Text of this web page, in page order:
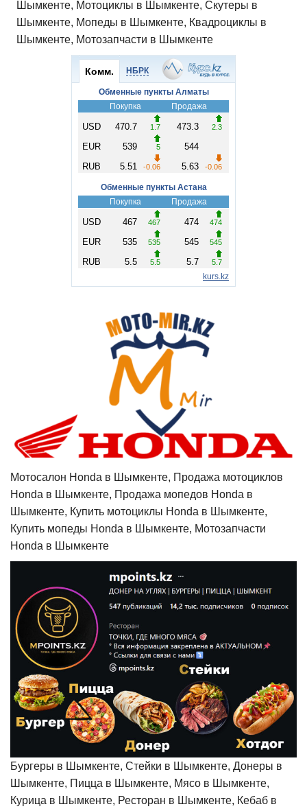
Шымкенте, Мотоциклы в Шымкенте, Скутеры в
Шымкенте, Мопеды в Шымкенте, Квадроциклы в
Шымкенте, Мотозапчасти в Шымкенте
Мотосалон Honda в Шымкенте, Продажа мотоциклов
Honda в Шымкенте, Продажа мопедов Honda в
Шымкенте, Купить мотоциклы Honda в Шымкенте,
Купить мопеды Honda в Шымкенте, Мотозапчасти
Honda в Шымкенте
Бургеры в Шымкенте, Стейки в Шымкенте, Донеры в
Шымкенте, Пицца в Шымкенте, Мясо в Шымкенте,
Курица в Шымкенте, Ресторан в Шымкенте, Кебаб в